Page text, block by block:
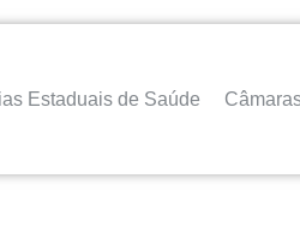
Estaduais de Saúde